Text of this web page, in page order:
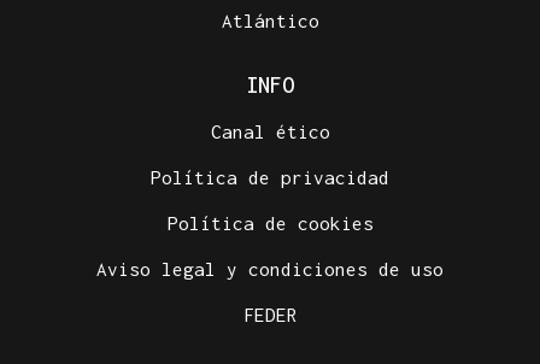
Atlántico
INFO
Canal ético
Política de privacidad
Política de cookies
Aviso legal y condiciones de uso
FEDER